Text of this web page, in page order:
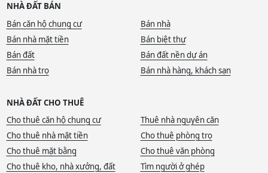
NHÀ ĐẤT BÁN
Bán căn hộ chung cư
Bán nhà
Bán nhà mặt tiền
Bán biệt thự
Bán đất
Bán đất nền dự án
Bán nhà trọ
Bán nhà hàng, khách sạn
NHÀ ĐẤT CHO THUÊ
Cho thuê căn hộ chung cư
Thuê nhà nguyên căn
Cho thuê nhà mặt tiền
Cho thuê phòng trọ
Cho thuê mặt bằng
Cho thuê văn phòng
Cho thuê kho, nhà xưởng, đất
Tìm người ở ghép